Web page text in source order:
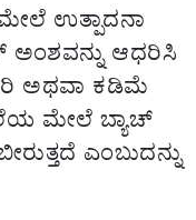
ಉತ್ಪಾದನಾ
ಅಂಶವನ್ನು ಆಧರಿಸಿ
ಅಥವಾ ಕಡಿಮೆ
ಮೇಲೆ ಬ್ಯಾಚ್
ಎಂಬುದನ್ನು